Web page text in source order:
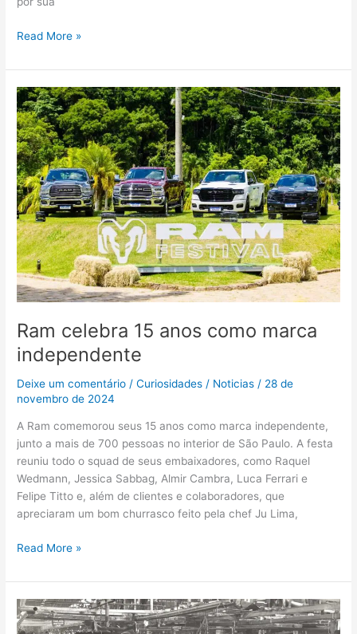
Read More »
Ram celebra 15 anos como marca
independente
Deixe um comentário /Curiosidades / Noticias / 28 de
novembro de 2024
A Ram comemorou seus 15 anos como marca independente,
junto a mais de 700 pessoas no interior de São Paulo. A festa
reuniu todo o squad de seus embaixadores, como Raquel
Wedmann, Jessica Sabbag, Almir Cambra, Luca Ferrari e
Felipe Titto e, além de clientes e colaboradores, que
apreciaram um bom churrasco feito pela chef Ju Lima,
Ram
celebra
15
anos
como
marca
independente
Read More »
Volkswagen
celebra